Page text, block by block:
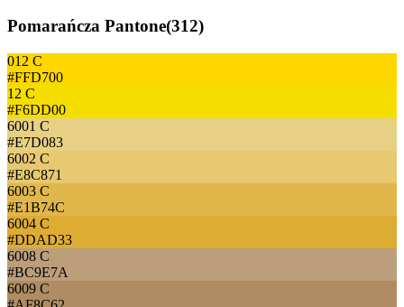
Pomarańcza Pantone(312)
012 C
#FFD700
12 C
#F6DD00
6001 C
#E7D083
6002 C
#E8C871
6003 C
#E1B74C
6004 C
#DDAD33
6008 C
#BC9E7A
6009 C